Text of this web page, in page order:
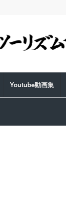
Youtube動画集